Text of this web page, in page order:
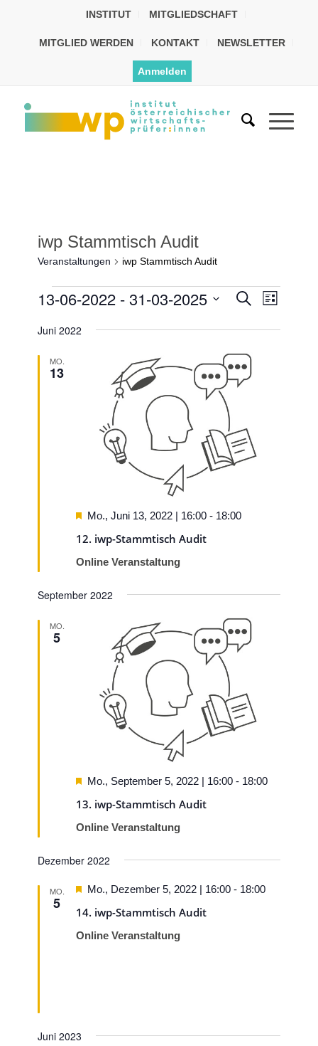
INSTITUT MITGLIEDSCHAFT
MITGLIED WERDEN KONTAKT NEWSLETTER
Anmelden
iwp Stammtisch Audit
Veranstaltungen iwp Stammtisch Audit
Suche
Liste
13-06-2022 - 31-03-2025
wählen.
Juni 2022
MO.
13
12. iwp-Stammtisch Audit
Hervorgehoben
Mo., Juni 13, 2022 | 16:00 - 18:00
Online Veranstaltung
September 2022
MO.
5
13. iwp-Stammtisch Audit
Hervorgehoben
Mo., September 5, 2022 | 16:00 - 18:00
Online Veranstaltung
Dezember 2022
MO.
5 14. iwp-Stammtisch Audit
Hervorgehoben
Mo., Dezember 5, 2022 | 16:00 - 18:00
Online Veranstaltung
Juni 2023